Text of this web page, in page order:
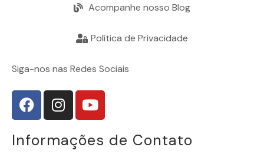
Acompanhe nosso Blog
Política de Privacidade
Siga-nos nas Redes Sociais
Informações de Contato